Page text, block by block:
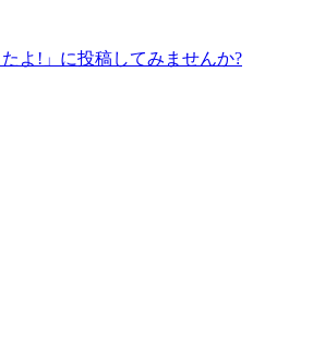
よ!」に投稿してみませんか?